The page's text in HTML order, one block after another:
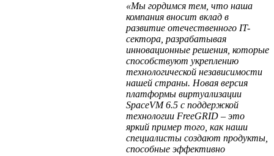
«Мы гордимся тем, что наша
компания вносит вклад в
развитие отечественного IT-
сектора, разрабатывая
инновационные решения, которые
способствуют укреплению
технологической независимости
нашей страны. Новая версия
платформы виртуализации
SpaceVM 6.5 с поддержкой
технологии FreeGRID – это
яркий пример того, как наши
специалисты создают продукты,
способные эффективно